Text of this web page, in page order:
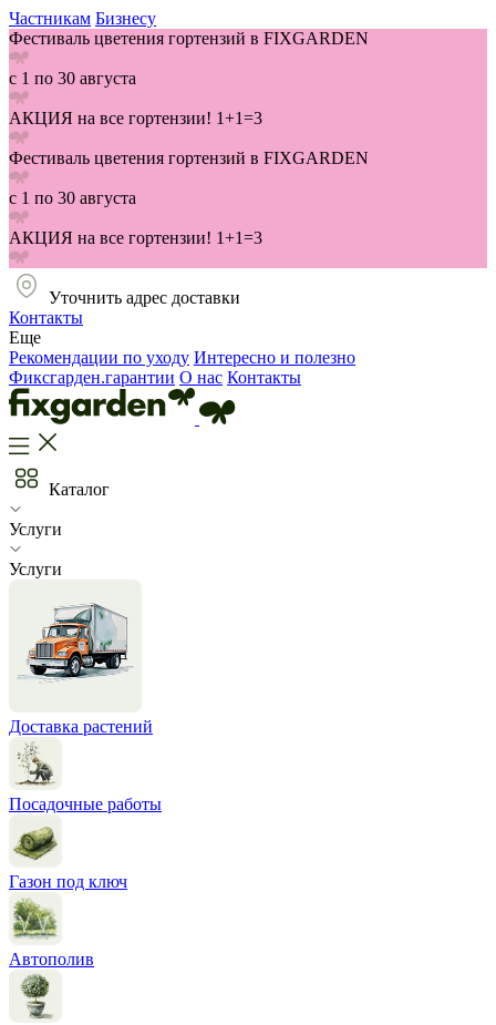
Частникам Бизнесу
Фестиваль цветения гортензий в FIXGARDEN
с 1 по 30 августа
АКЦИЯ на все гортензии! 1+1=3
Фестиваль цветения гортензий в FIXGARDEN
с 1 по 30 августа
АКЦИЯ на все гортензии! 1+1=3
Уточнить адрес доставки
Контакты
Еще
Рекомендации по уходу Интересно и полезно
Фиксгарден.гарантии О нас Контакты
Каталог
Услуги
Услуги
Доставка растений
Посадочные работы
Газон под ключ
Автополив